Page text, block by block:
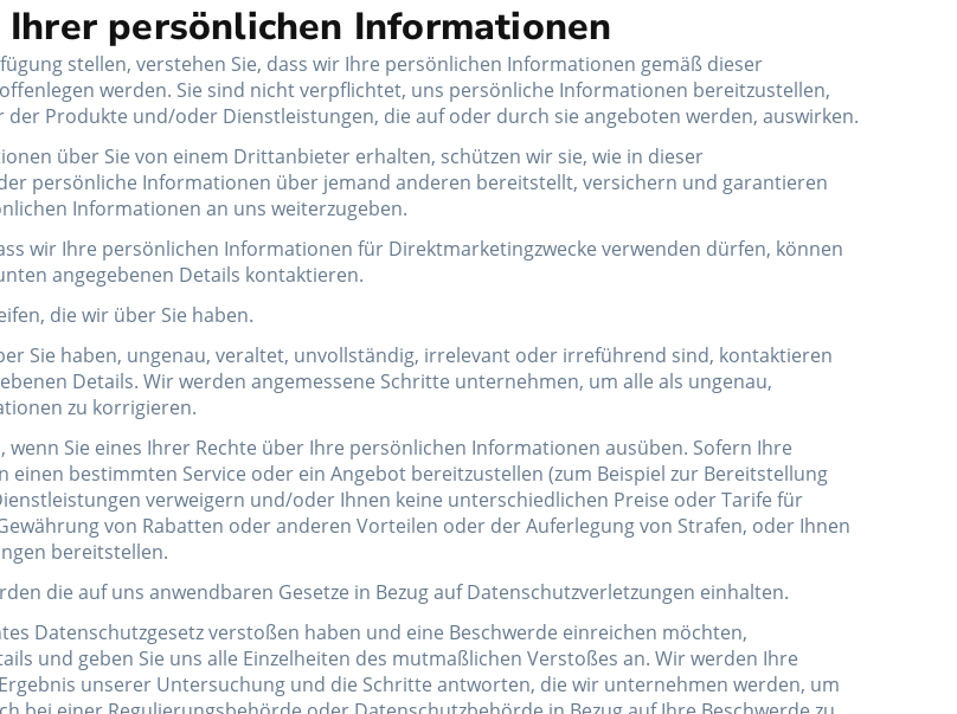
persönlichen Informationen
stellen, verstehen Sie, dass wir Ihre persönlichen Informationen gemäß dieser
werden. Sie sind nicht verpflichtet, uns persönliche Informationen bereitzustellen,
Produkte und/oder Dienstleistungen, die auf oder durch sie angeboten werden, auswirken.
über Sie von einem Drittanbieter erhalten, schützen wir sie, wie in dieser
persönliche Informationen über jemand anderen bereitstellt, versichern und garantieren
Informationen an uns weiterzugeben.
wir Ihre persönlichen Informationen für Direktmarketingzwecke verwenden dürfen, können
angegebenen Details kontaktieren.
die wir über Sie haben.
Sie haben, ungenau, veraltet, unvollständig, irrelevant oder irreführend sind, kontaktieren
Details. Wir werden angemessene Schritte unternehmen, um alle als ungenau,
zu korrigieren.
Sie eines Ihrer Rechte über Ihre persönlichen Informationen ausüben. Sofern Ihre
bestimmten Service oder ein Angebot bereitzustellen (zum Beispiel zur Bereitstellung
verweigern und/oder Ihnen keine unterschiedlichen Preise oder Tarife für
von Rabatten oder anderen Vorteilen oder der Auferlegung von Strafen, oder Ihnen
bereitstellen.
die auf uns anwendbaren Gesetze in Bezug auf Datenschutzverletzungen einhalten.
Datenschutzgesetz verstoßen haben und eine Beschwerde einreichen möchten,
und geben Sie uns alle Einzelheiten des mutmaßlichen Verstoßes an. Wir werden Ihre
unserer Untersuchung und die Schritte antworten, die wir unternehmen werden, um